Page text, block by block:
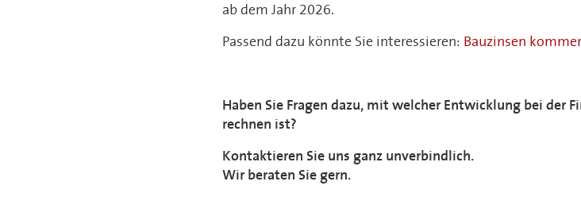
ab dem Jahr 2026.
Passend dazu könnte Sie interessieren: Bauzinsen
Haben Sie Fragen dazu, mit welcher Entwicklung bei der
rechnen ist?
Kontaktieren Sie uns ganz unverbindlich.
Wir beraten Sie gern.